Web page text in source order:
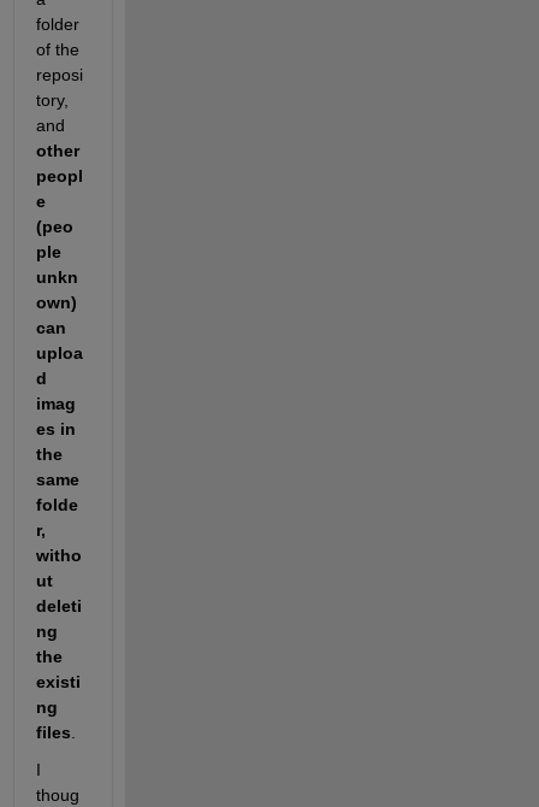
folder
of the
reposi
tory,
and
other
peopl
e
(peo
ple
unkn
own)
can
uploa
d
imag
es in
the
same
folde
r,
witho
ut
deleti
ng
the
existi
ng
files
I
thoug